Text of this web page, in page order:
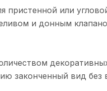
или
и донным
законченный вид